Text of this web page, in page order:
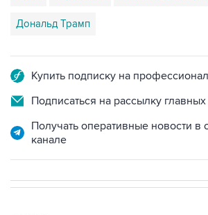
Дональд Трамп
Купить подписку на
Подписаться на рассылку
Получать оперативные новости
канале